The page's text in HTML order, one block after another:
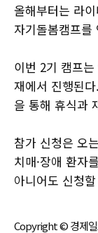
올해부터는 라
자기돌봄캠프
이번 2기 캠프
재에서 진행된
을 통해 휴식과
참가 신청은 오
치매·장애 환자
아니어도 신청
Copyright © 경제일